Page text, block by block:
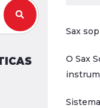
Sax
O Sax